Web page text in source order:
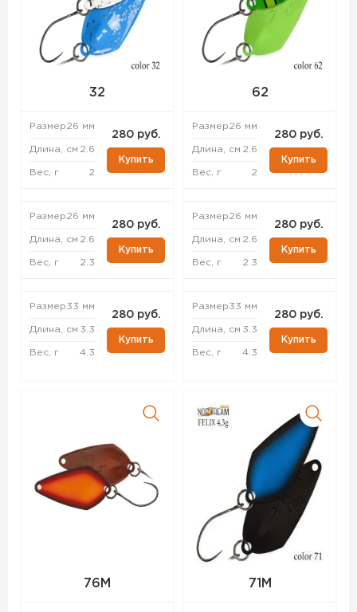
32
Размер26 мм
Длина, см 2.6
Вес, г 2
280 руб.
Купить
Размер26 мм
Длина, см 2.6
Вес, г 2.3
280 руб.
Купить
Размер33 мм
Длина, см 3.3
Вес, г 4.3
280 руб.
Купить
62
Размер26 мм
Длина, см 2.6
Вес, г 2
280 руб.
Купить
Размер26 мм
Длина, см 2.6
Вес, г 2.3
280 руб.
Купить
Размер33 мм
Длина, см 3.3
Вес, г 4.3
280 руб.
Купить
76M 71M